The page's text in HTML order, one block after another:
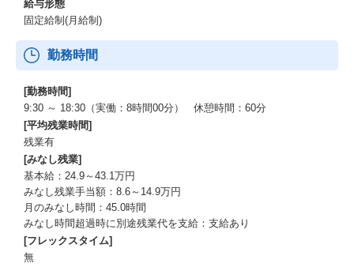
給与形態
固定給制(月給制)
勤務時間
[勤務時間]
9:30 ～ 18:30（実働：8時間00分） 休憩時間：60分
[平均残業時間]
残業有
[みなし残業]
基本給：24.9～43.1万円
みなし残業手当額：8.6～14.9万円
月のみなし時間：45.0時間
みなし時間超過時に別途残業代を支給：支給あり
[フレックスタイム]
無